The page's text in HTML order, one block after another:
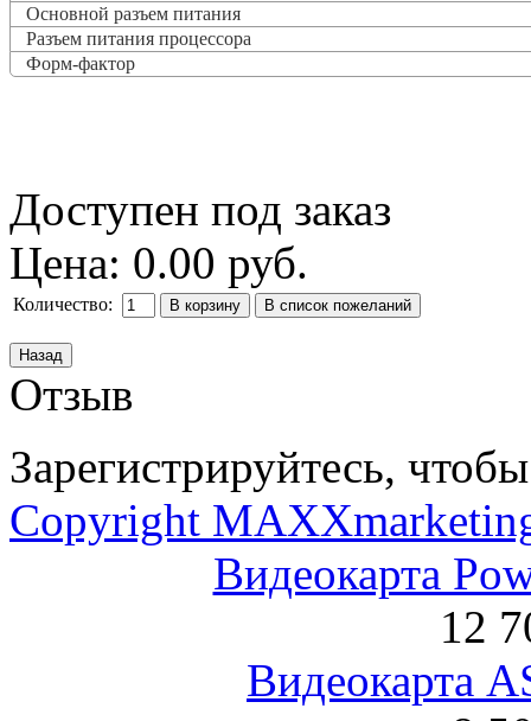
Основной разъем питания
Разъем питания процессора
Форм-фактор
Доступен под заказ
Цена: 0.00 руб.
Количество:
Отзыв
Зарегистрируйтесь,
Copyright
Видеокарта
12
Видеокарта